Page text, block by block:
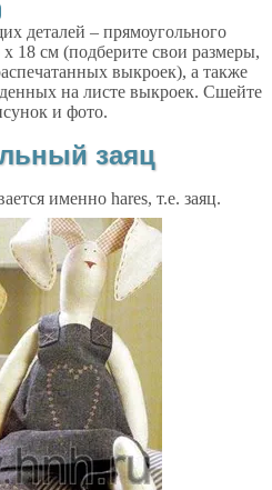
деталей – прямоугольного
18 см (подберите свои размеры,
выкроек), а также
на листе выкроек. Сшейте
и фото.
заяц
именно hares, т.е. заяц.